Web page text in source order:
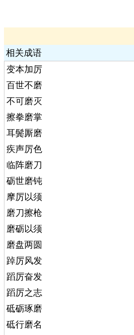
相关成语
变本加厉
百世不磨
不可磨灭
擦拳磨掌
耳鬓厮磨
疾声厉色
临阵磨刀
砺世磨钝
摩厉以须
磨刀擦枪
磨砺以须
磨盘两圆
踔厉风发
蹈厉奋发
蹈厉之志
砥砺琢磨
砥行磨名